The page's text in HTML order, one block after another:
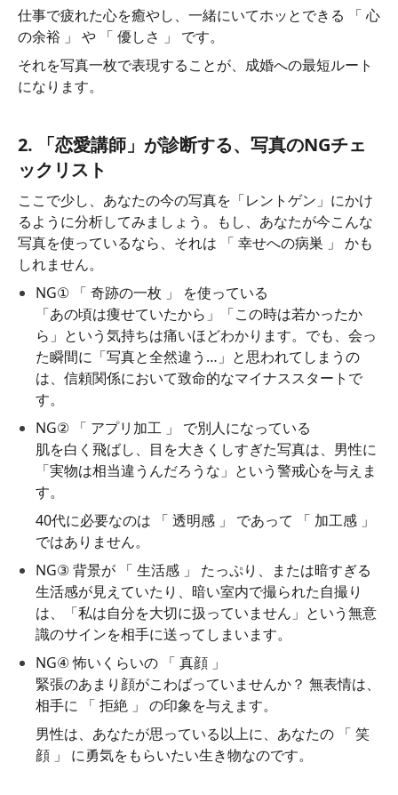
仕事で疲れた心を癒やし、一緒にいてホッとできる 「 心
の余裕 」 や 「 優しさ 」 です。
それを写真一枚で表現することが、成婚への最短ルート
になります。
2. 「恋愛講師」が診断する、写真のNGチェ
ックリスト
ここで少し、あなたの今の写真を「レントゲン」にかけ
るように分析してみましょう。もし、あなたが今こんな
写真を使っているなら、それは 「 幸せへの病巣 」 かも
しれません。
NG① 「 奇跡の一枚 」 を使っている
「あの頃は痩せていたから」「この時は若かったか
ら」という気持ちは痛いほどわかります。でも、会っ
た瞬間に「写真と全然違う…」と思われてしまうの
は、信頼関係において致命的なマイナススタートで
す。
NG② 「 アプリ加工 」 で別人になっている
肌を白く飛ばし、目を大きくしすぎた写真は、男性に
「実物は相当違うんだろうな」という警戒心を与えま
す。
40代に必要なのは 「 透明感 」 であって 「 加工感 」
ではありません。
NG③ 背景が 「 生活感 」 たっぷり、または暗すぎる
生活感が見えていたり、暗い室内で撮られた自撮り
は、「私は自分を大切に扱っていません」という無意
識のサインを相手に送ってしまいます。
NG④ 怖いくらいの 「 真顔 」
緊張のあまり顔がこわばっていませんか？ 無表情は、
相手に 「 拒絶 」 の印象を与えます。
男性は、あなたが思っている以上に、あなたの 「 笑
顔 」 に勇気をもらいたい生き物なのです。